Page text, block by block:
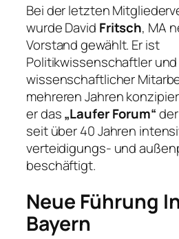
Bei der letzten
wurde David Fritsch, MA
Vorstand gewählt. Er ist
Politikwissenschaftler und
wissenschaftlicher
mehreren Jahren
er das„Laufer Forum“
seit über 40 Jahren
verteidigungs- und
beschäftigt.
Neue Führung
Bayern